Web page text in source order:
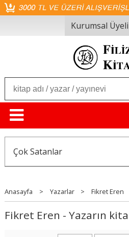
Kurumsal
Çok Satanlar
Anasayfa > Yazarlar > Fikret Eren
Fikret Eren - Yazarın